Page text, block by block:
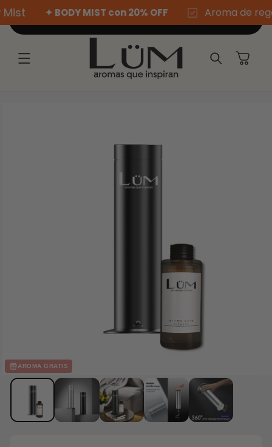
directamente✦ BODY MIST con 20% OFF Aroma de
Carrito
AROMA GRATIS